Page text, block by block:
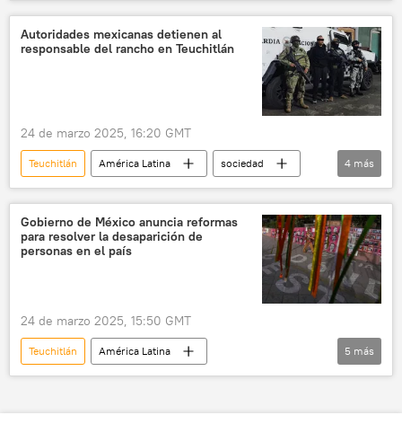
CJNG
Fiscalía General de México
Autoridades mexicanas detienen al
responsable del rancho en Teuchitlán
24 de marzo 2025, 16:20 GMT
Teuchitlán América Latina
sociedad
seguridad
Omar García Harfuch
Jalisco
CJNG
4 más
Gobierno de México anuncia reformas
para resolver la desaparición de
personas en el país
24 de marzo 2025, 15:50 GMT
Teuchitlán
América Latina
Ernestina Godoy
seguridad
5 más